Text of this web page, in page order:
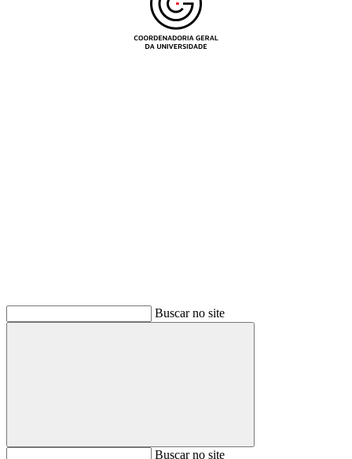
Buscar no site
BuscarBuscar no site